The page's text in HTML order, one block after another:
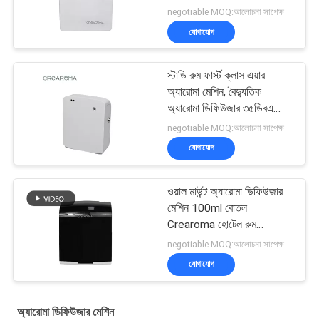
অ্যাপ কন্ট্রোল
negotiable MOQ:আলোচনা সাপেক্ষ
যোগাযোগ
স্টাডি রুম ফার্স্ট ক্লাস এয়ার
অ্যারোমা মেশিন, বৈদ্যুতিক
অ্যারোমা ডিফিউজার ৩৫ডিবএ
নয়েজ
negotiable MOQ:আলোচনা সাপেক্ষ
যোগাযোগ
ওয়াল মাউন্ট অ্যারোমা ডিফিউজার
মেশিন 100ml বোতল
Crearoma হোটেল রুম
অ্যাপ্লিকেশন
negotiable MOQ:আলোচনা সাপেক্ষ
যোগাযোগ
অ্যারোমা ডিফিউজার মেশিন